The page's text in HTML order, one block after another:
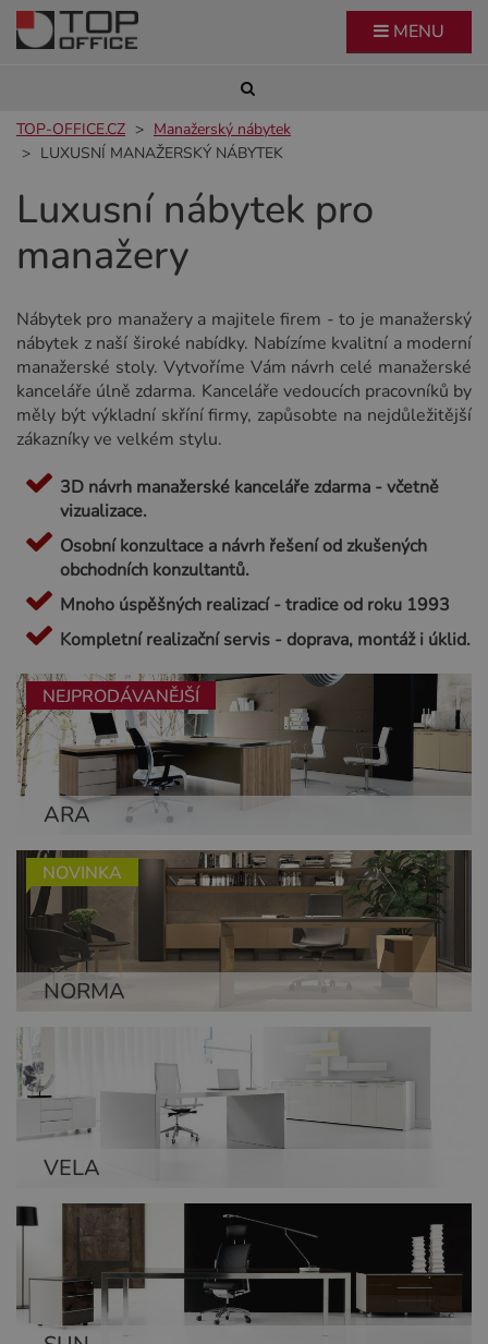
MENU
TOP-OFFICE.CZ
Manažerský nábytek
LUXUSNÍ MANAŽERSKÝ NÁBYTEK
Luxusní nábytek pro
manažery
Nábytek pro manažery a majitele firem - to je manažerský
nábytek z naší široké nabídky. Nabízíme kvalitní a moderní
manažerské stoly. Vytvoříme Vám návrh celé manažerské
kanceláře úlně zdarma. Kanceláře vedoucích pracovníků by
měly být výkladní skříní firmy, zapůsobte na nejdůležitější
zákazníky ve velkém stylu.
3D návrh manažerské kanceláře zdarma - včetně
vizualizace.
Osobní konzultace a návrh řešení od zkušených
obchodních konzultantů.
Mnoho úspěšných realizací - tradice od roku 1993
Kompletní realizační servis - doprava, montáž i úklid.
ARA
NEJPRODÁVANĚJŠÍ
NORMA
NOVINKA
VELA